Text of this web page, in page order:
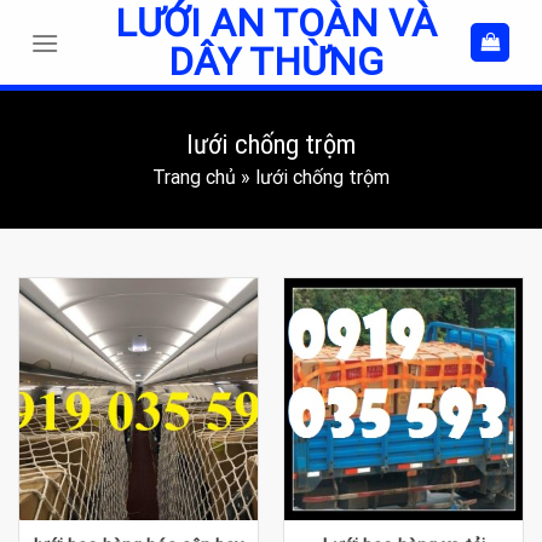
LƯỚI AN TOÀN VÀ
DÂY THỪNG
lưới chống trộm
Trang chủ » lưới chống trộm